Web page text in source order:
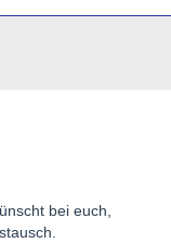
bei euch,